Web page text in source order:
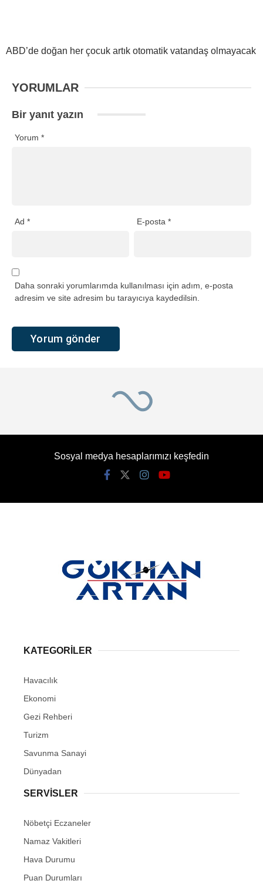
ABD’de doğan her çocuk artık otomatik vatandaş olmayacak
YORUMLAR
Bir yanıt yazın
Yorum *
Ad * E-posta*
Daha sonraki yorumlarımda kullanılması için adım, e-posta
adresim ve site adresim bu tarayıcıya kaydedilsin.
Sosyal medya hesaplarımızı keşfedin
KATEGORİLER
Havacılık
Ekonomi
Gezi Rehberi
Turizm
Savunma Sanayi
Dünyadan
SERVİSLER
Nöbetçi Eczaneler
Namaz Vakitleri
Hava Durumu
Puan Durumları